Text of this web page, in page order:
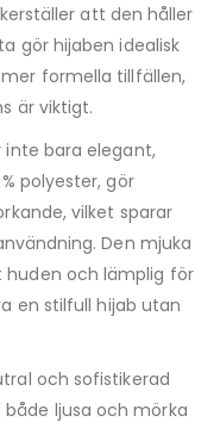
att den håller
gör hijaben idealisk
formella tillfällen,
är viktigt.
inte bara elegant,
polyester, gör
vilket sparar
Den mjuka
huden och lämplig för
en stilfull hijab utan
och sofistikerad
ljusa och mörka